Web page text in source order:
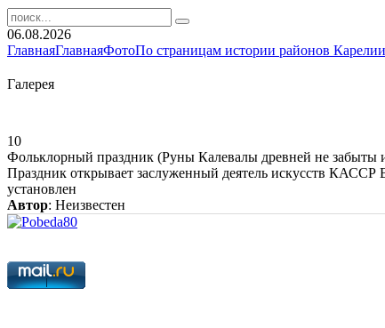
06.08.2026
ГлавнаяГлавнаяФотоПо страницам истории районов
Галерея
10
Фольклорный праздник (Руны Калевалы древней не забыты
Праздник открывает заслуженный деятель искусств
установлен
Автор: Неизвестен